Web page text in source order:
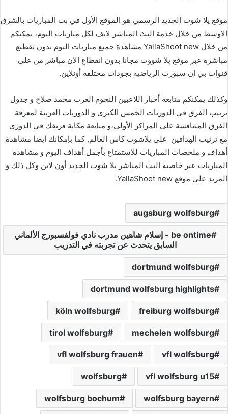
موقع يلا شوت الجديد الرسمي هو الموقع الأول في بث المباريات بالشرق
الاوسط من خلال خدمة البث المباشر لايف لكل مباريات اليوم، يمكنكم
من خلال YallaShoot new مشاهدة جميع مباريات اليوم بدون تقطيع
مباشرة عبر موقع يلا شووت مجانا بدون انقطاع الان مباشر من على
قنوات بي إن سبورت الرياضية بجودات مختلفة أونلاين.
وكذلك يمكنكم متابعة أخبار اللاعبين النجوم العرب محمد صلاح و جدول
ترتيب الفرق في الدوريات الخمس الكبرى و الدوريات العربية لمعرفة
الفرق المتنافسة على المراكز الأولى،و متابعة مكانة فريقك في الدوري
مع ترتيب الهدافين على يلاشوت كاس العالم, كما بإمكانك أيضا مشاهدة
أهداف و ملخصات المباريات للإستمتاع بأجمل أهداف اليوم و مشاهدة
المباريات عبر خاصية البث المباشر يلا شوت الجديد أون لاين وكل ذلك و
المزيد على موقع YallaShoot new.
augsburg wolfsburg
be ontime - إسلام شاهين مدرب نادي فولفسبورج الألماني
السابق يتحدث عن تجربته في التدريب
dortmund wolfsburg
dortmund wolfsburg highlights
freiburg wolfsburg
köln wolfsburg
mechelen wolfsburg
tirol wolfsburg
vfl wolfsburg
vfl wolfsburg frauen
vfl wolfsburg u15
wolfsburg
wolfsburg bayern
wolfsburg bochum